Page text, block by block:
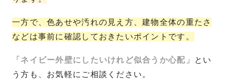
一方で、色あせや汚れの見え方、建物全体の重たさ
などは事前に確認しておきたいポイントです。
「ネイビー外壁にしたいけれど似合うか心配」
とい
う方も、お気軽にご相談ください。